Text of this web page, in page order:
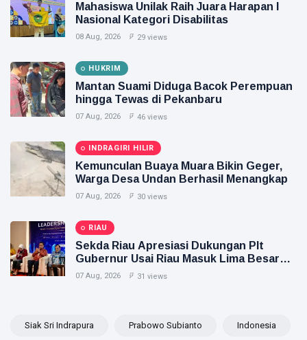
Mahasiswa Unilak Raih Juara Harapan I
Nasional Kategori Disabilitas
08 Aug, 2026 29 views
HUKRIM
Mantan Suami Diduga Bacok Perempuan
hingga Tewas di Pekanbaru
07 Aug, 2026 46 views
INDRAGIRI HILIR
Kemunculan Buaya Muara Bikin Geger,
Warga Desa Undan Berhasil Menangkap
07 Aug, 2026 30 views
RIAU
Sekda Riau Apresiasi Dukungan Plt
Gubernur Usai Riau Masuk Lima Besar
ADLG Awards 2026
07 Aug, 2026 31 views
Siak Sri Indrapura Prabowo Subianto Indonesia